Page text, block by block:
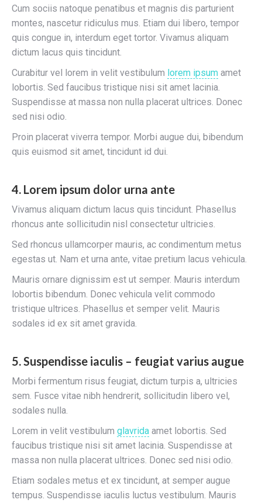
Cum sociis natoque penatibus et magnis dis parturient
montes, nascetur ridiculus mus. Etiam dui libero, tempor
quis congue in, interdum eget tortor. Vivamus aliquam
dictum lacus quis tincidunt.
Curabitur vel lorem in velit vestibulum lorem ipsum amet
lobortis. Sed faucibus tristique nisi sit amet lacinia.
Suspendisse at massa non nulla placerat ultrices. Donec
sed nisi odio.
Proin placerat viverra tempor. Morbi augue dui, bibendum
quis euismod sit amet, tincidunt id dui.
4. Lorem ipsum dolor urna ante
Vivamus aliquam dictum lacus quis tincidunt. Phasellus
rhoncus ante sollicitudin nisl consectetur ultricies.
Sed rhoncus ullamcorper mauris, ac condimentum metus
egestas ut. Nam et urna ante, vitae pretium lacus vehicula.
Mauris ornare dignissim est ut semper. Mauris interdum
lobortis bibendum. Donec vehicula velit commodo
tristique ultrices. Phasellus et semper velit. Mauris
sodales id ex sit amet gravida.
5. Suspendisse iaculis – feugiat varius augue
Morbi fermentum risus feugiat, dictum turpis a, ultricies
sem. Fusce vitae nibh hendrerit, sollicitudin libero vel,
sodales nulla.
Lorem in velit vestibulum glavrida amet lobortis. Sed
faucibus tristique nisi sit amet lacinia. Suspendisse at
massa non nulla placerat ultrices. Donec sed nisi odio.
Etiam sodales metus et ex tincidunt, at semper augue
tempus. Suspendisse iaculis luctus vestibulum. Mauris